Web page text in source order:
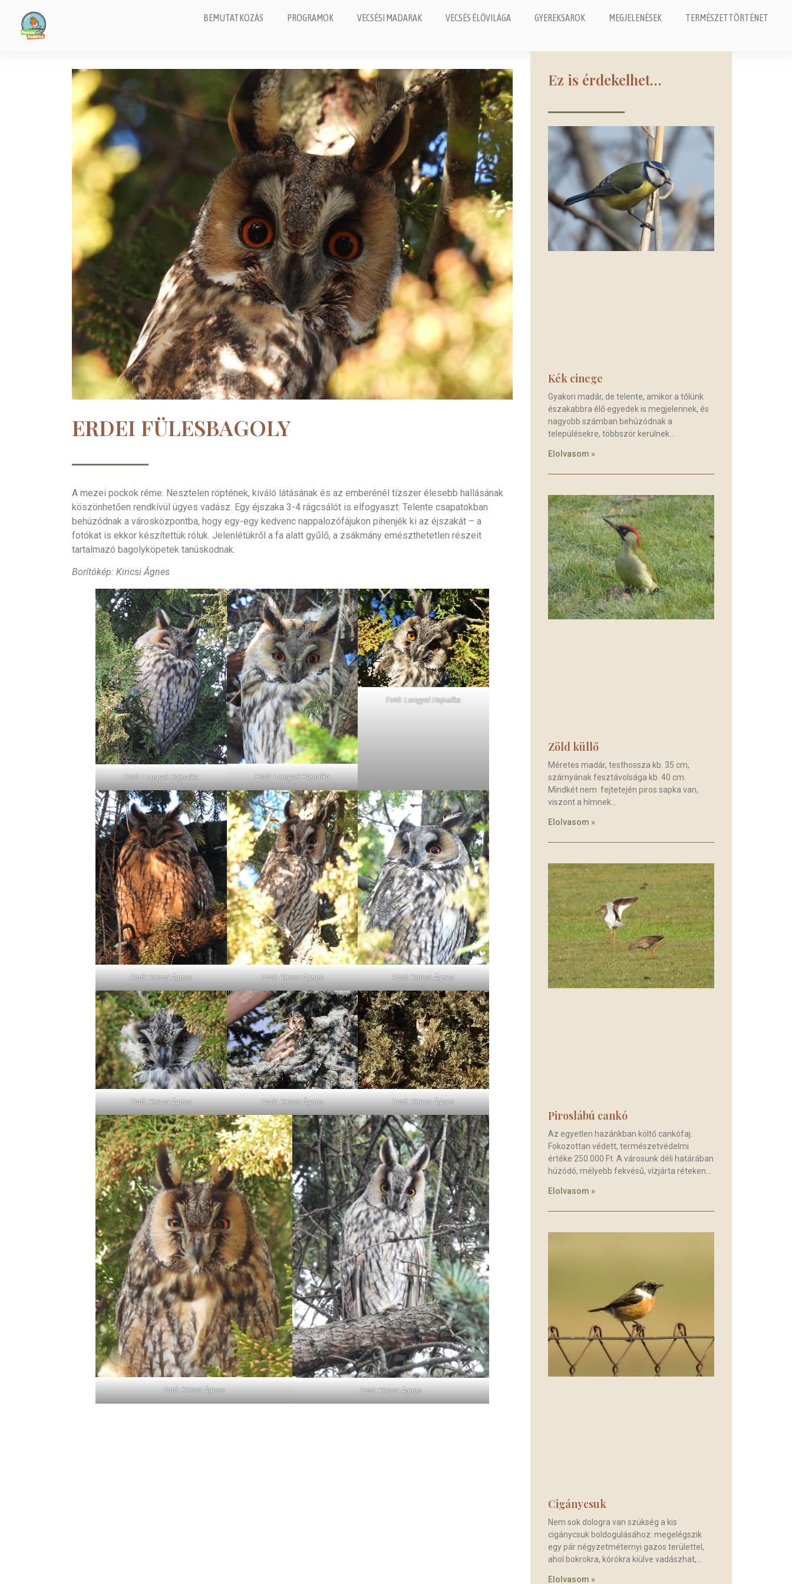
BEMUTATKOZÁS PROGRAMOK VECSÉSI MADARAK VECSÉS ÉLŐVILÁGA GYEREKSAROK MEGJELENÉSEK TERMÉSZETTÖRTÉNET
ERDEI FÜLESBAGOLY
A mezei pockok réme. Nesztelen röptének, kiváló látásának és az emberénél tízszer élesebb hallásának
köszönhetően rendkívül ügyes vadász. Egy éjszaka 3-4 rágcsálót is elfogyaszt. Telente csapatokban
behúzódnak a városközpontba, hogy egy-egy kedvenc nappalozófájukon pihenjék ki az éjszakát – a
fotókat is ekkor készítettük róluk. Jelenlétükről a fa alatt gyűlő, a zsákmány emészthetetlen részeit
tartalmazó bagolyköpetek tanúskodnak.
Borítókép: Kiricsi Ágnes
Fotó: Lengyel Hajnalka Fotó: Lengyel Hajnalka
Fotó: Lengyel Hajnalka
Fotó: Kiricsi Ágnes Fotó: Kiricsi Ágnes Fotó: Kiricsi Ágnes
Fotó: Kiricsi Ágnes Fotó: Kiricsi Ágnes Fotó: Kiricsi Ágnes
Fotó: Kiricsi Ágnes Fotó: Kiricsi Ágnes
Ez is érdekelhet…
Kék cinege
Gyakori madár, de telente, amikor a tőlünk
északabbra élő egyedek is megjelennek, és
nagyobb számban behúzódnak a
településekre, többször kerülnek
Elolvasom »
Zöld küllő
Méretes madár, testhossza kb. 35 cm,
szárnyának fesztávolsága kb. 40 cm.
Mindkét nem fejtetején piros sapka van,
viszont a hímnek
Elolvasom »
Piroslábú cankó
Az egyetlen hazánkban költő cankófaj.
Fokozottan védett, természetvédelmi
értéke 250.000 Ft. A városunk déli határában
húzódó, mélyebb fekvésű, vízjárta réteken
Elolvasom »
Cigánycsuk
Nem sok dologra van szükség a kis
cigánycsuk boldogulásához: megelégszik
egy pár négyzetméternyi gazos területtel,
ahol bokrokra, kórókra kiülve vadászhat,
Elolvasom »